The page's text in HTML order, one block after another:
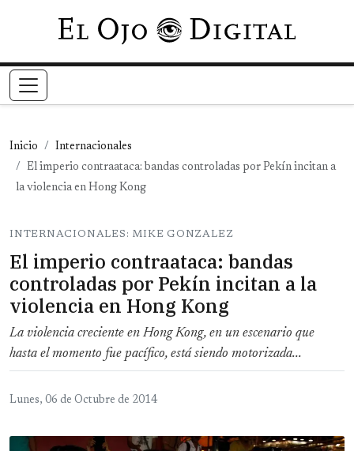
Pasar al contenido principal
Inicio
Internacionales
El imperio contraataca: bandas controladas por Pekín incitan a
la violencia en Hong Kong
INTERNACIONALES: MIKE GONZALEZ
El imperio contraataca: bandas
controladas por Pekín incitan a la
violencia en Hong Kong
La violencia creciente en Hong Kong, en un escenario que
hasta el momento fue pacífico, está siendo motorizada...
Lunes, 06 de Octubre de 2014